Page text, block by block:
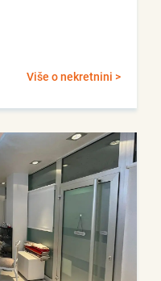
Više o nekretnini >